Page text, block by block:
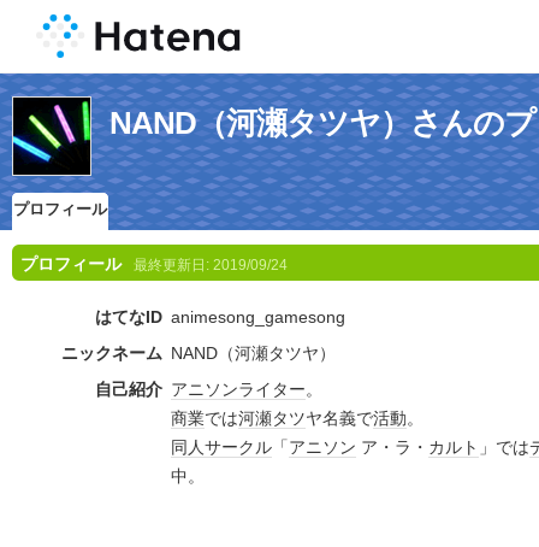
NAND（河瀬タツヤ）さんの
プロフィール
プロフィール 最終更新日: 2019/09/24
はてなID animesong_gamesong
ニックネーム NAND（河瀬タツヤ）
自己紹介 アニソンライター。
商業では河瀬タツヤ名義で活動。
同人サークル 「アニソン ア・ラ・ カルト 」では
中。